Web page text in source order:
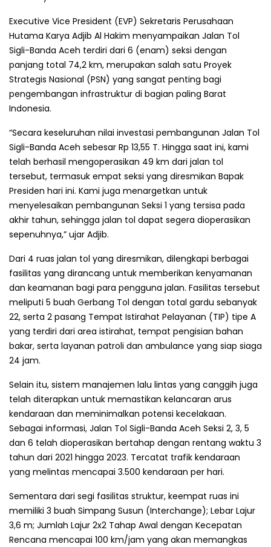
Executive Vice President (EVP) Sekretaris Perusahaan
Hutama Karya Adjib Al Hakim menyampaikan Jalan Tol
Sigli-Banda Aceh terdiri dari 6 (enam) seksi dengan
panjang total 74,2 km, merupakan salah satu Proyek
Strategis Nasional (PSN) yang sangat penting bagi
pengembangan infrastruktur di bagian paling Barat
Indonesia.
“Secara keseluruhan nilai investasi pembangunan Jalan Tol
Sigli-Banda Aceh sebesar Rp 13,55 T. Hingga saat ini, kami
telah berhasil mengoperasikan 49 km dari jalan tol
tersebut, termasuk empat seksi yang diresmikan Bapak
Presiden hari ini. Kami juga menargetkan untuk
menyelesaikan pembangunan Seksi 1 yang tersisa pada
akhir tahun, sehingga jalan tol dapat segera dioperasikan
sepenuhnya,” ujar Adjib.
Dari 4 ruas jalan tol yang diresmikan, dilengkapi berbagai
fasilitas yang dirancang untuk memberikan kenyamanan
dan keamanan bagi para pengguna jalan. Fasilitas tersebut
meliputi 5 buah Gerbang Tol dengan total gardu sebanyak
22, serta 2 pasang Tempat Istirahat Pelayanan (TIP) tipe A
yang terdiri dari area istirahat, tempat pengisian bahan
bakar, serta layanan patroli dan ambulance yang siap siaga
24 jam.
Selain itu, sistem manajemen lalu lintas yang canggih juga
telah diterapkan untuk memastikan kelancaran arus
kendaraan dan meminimalkan potensi kecelakaan.
Sebagai informasi, Jalan Tol Sigli-Banda Aceh Seksi 2, 3, 5
dan 6 telah dioperasikan bertahap dengan rentang waktu 3
tahun dari 2021 hingga 2023. Tercatat trafik kendaraan
yang melintas mencapai 3.500 kendaraan per hari.
Sementara dari segi fasilitas struktur, keempat ruas ini
memiliki 3 buah Simpang Susun (Interchange); Lebar Lajur
3,6 m; Jumlah Lajur 2x2 Tahap Awal dengan Kecepatan
Rencana mencapai 100 km/jam yang akan memangkas